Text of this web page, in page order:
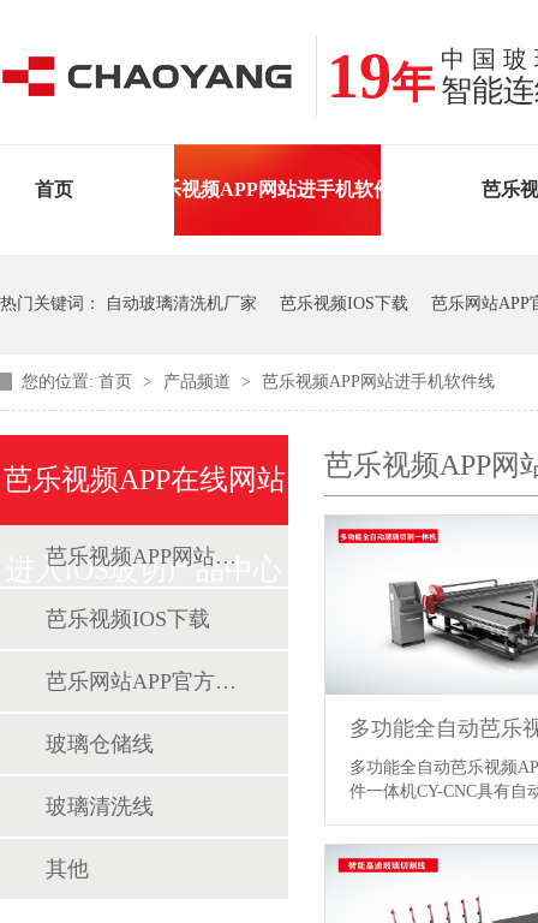
19年 中国
智能
首页 芭乐视频APP网站进手机软件线 芭乐
热门关键词： 自动玻璃清洗机厂家 芭乐视频IOS下载 芭乐网站APP
您的位置: 首页 > 产品频道 > 芭乐视频APP网站进手机软件线
芭乐视频APP在线网站
进入IOS玻切产品中心
芭乐视频APP网站进手机软件线
芭乐视频IOS下载
芭乐网站APP官方下载联线
玻璃仓储线
玻璃清洗线
其他
芭乐视频APP网
多功能全自动芭乐视频
件一体机CY-CNC具有自动